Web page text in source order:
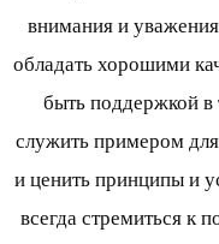
внимания и
обладать хорошими
быть поддержкой
служить примером для
и ценить принципы и
всегда стремиться к